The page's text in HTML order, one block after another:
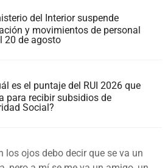
del Interior suspende
y movimientos de personal
20 de agosto
es el puntaje del RUI 2026 que
para recibir subsidios de
Social?
los ojos debo decir que se va un